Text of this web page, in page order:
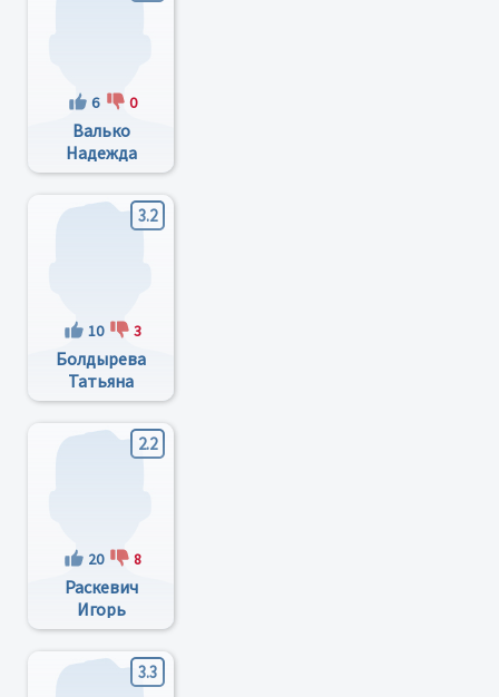
6 0
Валько
Надежда
Григорьевна
3.2
10 3
Болдырева
Татьяна
Владимировна
2.2
20 8
Раскевич
Игорь
Викторович
3.3